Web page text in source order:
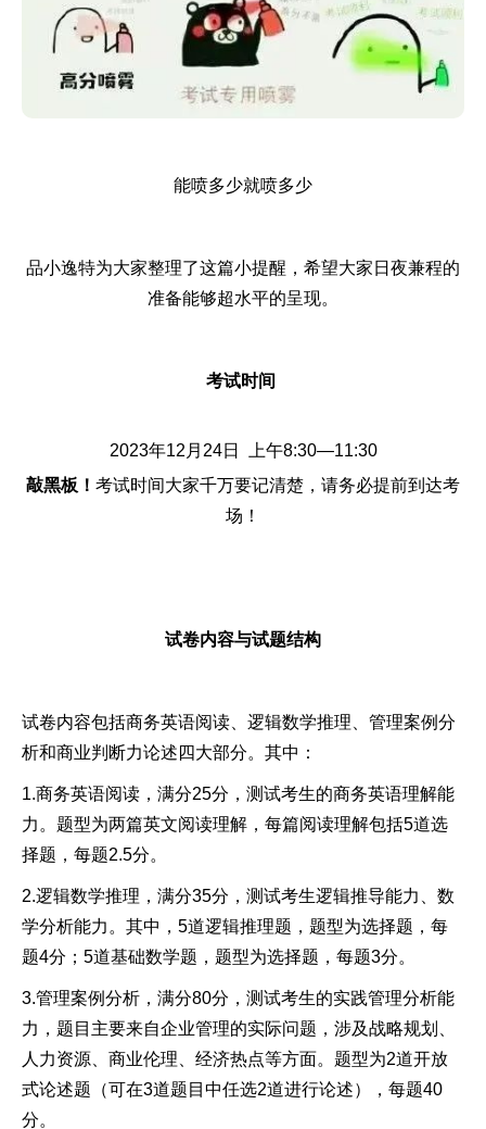
能喷多少就喷多少
品小逸特为大家整理了这篇小提醒，希望大家日夜兼程的
准备能够超水平的呈现。
考试时间
2023年12月24日 上午8:30—11:30
敲黑板！ 考试时间大家千万要记清楚，请务必提前到达考
场！
试卷内容与试题结构
试卷内容包括商务英语阅读、逻辑数学推理、管理案例分
析和商业判断力论述四大部分。其中：
1.商务英语阅读，满分25分，测试考生的商务英语理解能
力。题型为两篇英文阅读理解，每篇阅读理解包括5道选
择题，每题2.5分。
2.逻辑数学推理，满分35分，测试考生逻辑推导能力、数
学分析能力。其中，5道逻辑推理题，题型为选择题，每
题4分；5道基础数学题，题型为选择题，每题3分。
3.管理案例分析，满分80分，测试考生的实践管理分析能
力，题目主要来自企业管理的实际问题，涉及战略规划、
人力资源、商业伦理、经济热点等方面。题型为2道开放
式论述题（可在3道题目中任选2道进行论述），每题40
分。